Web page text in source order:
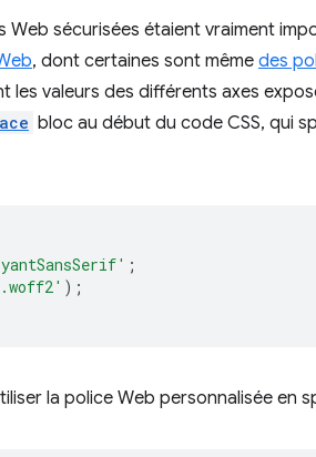
Web sécurisées étaient vraiment
, dont certaines sont même des
les valeurs des différents axes
bloc au début du code CSS, qui
;
);
la police Web personnalisée en